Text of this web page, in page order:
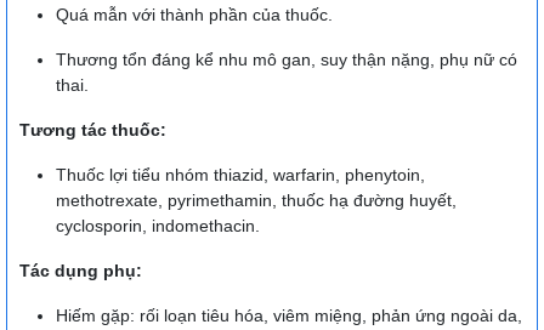
Quá mẫn với thành phần của thuốc.
Thương tổn đáng kể nhu mô gan, suy thận nặng, phụ nữ có
thai.
Tương tác thuốc:
Thuốc lợi tiểu nhóm thiazid, warfarin, phenytoin,
methotrexate, pyrimethamin, thuốc hạ đường huyết,
cyclosporin, indomethacin.
Tác dụng phụ:
Hiếm gặp: rối loạn tiêu hóa, viêm miệng, phản ứng ngoài da,